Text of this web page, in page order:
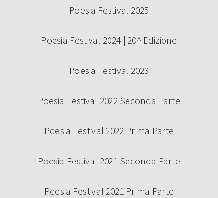
Poesia Festival 2025
Poesia Festival 2024 | 20^ Edizione
Poesia Festival 2023
Poesia Festival 2022 Seconda Parte
Poesia Festival 2022 Prima Parte
Poesia Festival 2021 Seconda Parte
Poesia Festival 2021 Prima Parte